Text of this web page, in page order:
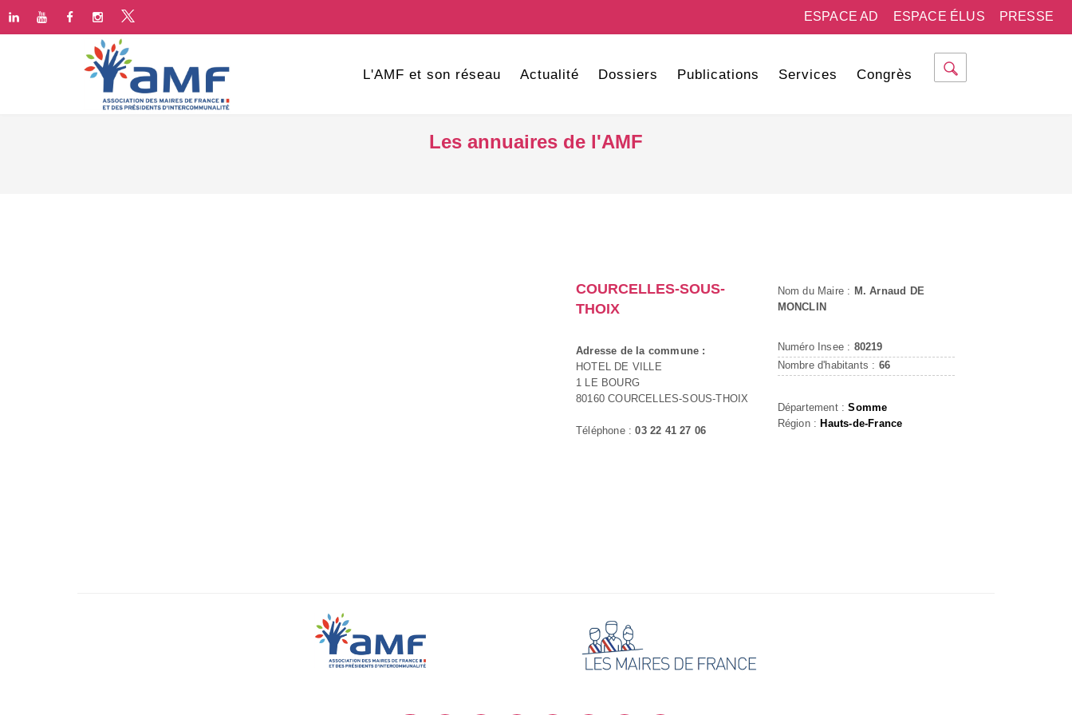
PRESSE
ESPACE ÉLUS
ESPACE AD
L'AMF et son réseau Actualité Dossiers Publications Services Congrès
Les annuaires de l'AMF
COURCELLES-SOUS-
THOIX
Adresse de la commune :
HOTEL DE VILLE
1 LE BOURG
80160 COURCELLES-SOUS-THOIX
Téléphone :03 22 41 27 06
Nom du Maire : M. Arnaud DE
MONCLIN
Numéro Insee : 80219
Nombre d'habitants : 66
Département :Somme
Région : Hauts-de-France